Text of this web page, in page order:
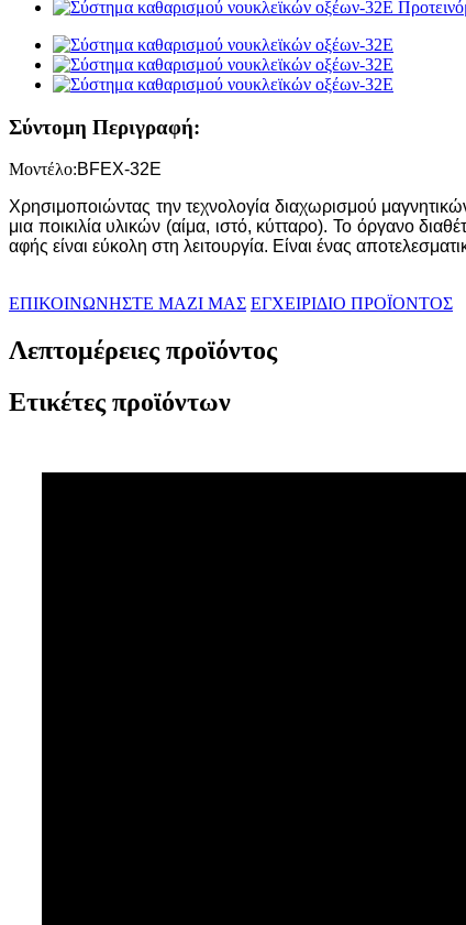
Σύντομη Περιγραφή:
Μοντέλο:BFEX-32E
Χρησιμοποιώντας την τεχνολογία διαχωρισμού
μια ποικιλία υλικών (αίμα, ιστό, κύτταρο). Το όργανο
αφής είναι εύκολη στη λειτουργία. Είναι ένας
ΕΠΙΚΟΙΝΩΝΗΣΤΕ ΜΑΖΙ ΜΑΣ ΕΓΧΕΙΡΙΔΙΟ ΠΡΟΪΟΝΤΟΣ
Λεπτομέρειες προϊόντος
Ετικέτες προϊόντων